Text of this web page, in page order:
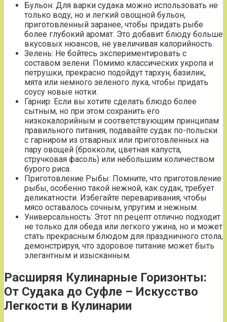
Бульон: Для варки судака можно использовать не
только воду, но и легкий овощной бульон,
приготовленный заранее, чтобы придать рыбе
более глубокий аромат. Это добавит блюду больше
вкусовых нюансов, не увеличивая калорийность.
Зелень: Не бойтесь экспериментировать с
составом зелени. Помимо классических укропа и
петрушки, прекрасно подойдут тархун, базилик,
мята или немного зеленого лука, чтобы придать
соусу новые нотки.
Гарнир: Если вы хотите сделать блюдо более
сытным, но при этом сохранить его
низкокалорийным и соответствующим принципам
правильного питания, подавайте судак по-польски
с гарниром из отварных или приготовленных на
пару овощей (брокколи, цветная капуста,
стручковая фасоль) или небольшим количеством
бурого риса.
Приготовление Рыбы: Помните, что приготовление
рыбы, особенно такой нежной, как судак, требует
деликатности. Избегайте переваривания, чтобы
мясо оставалось сочным, упругим и нежным.
Универсальность: Этот пп рецепт отлично подходит
не только для обеда или легкого ужина, но и может
стать прекрасным блюдом для праздничного стола,
демонстрируя, что здоровое питание может быть
элегантным и изысканным.
Расширяя Кулинарные Горизонты:
От Судака до Суфле – Искусство
Легкости в Кулинарии